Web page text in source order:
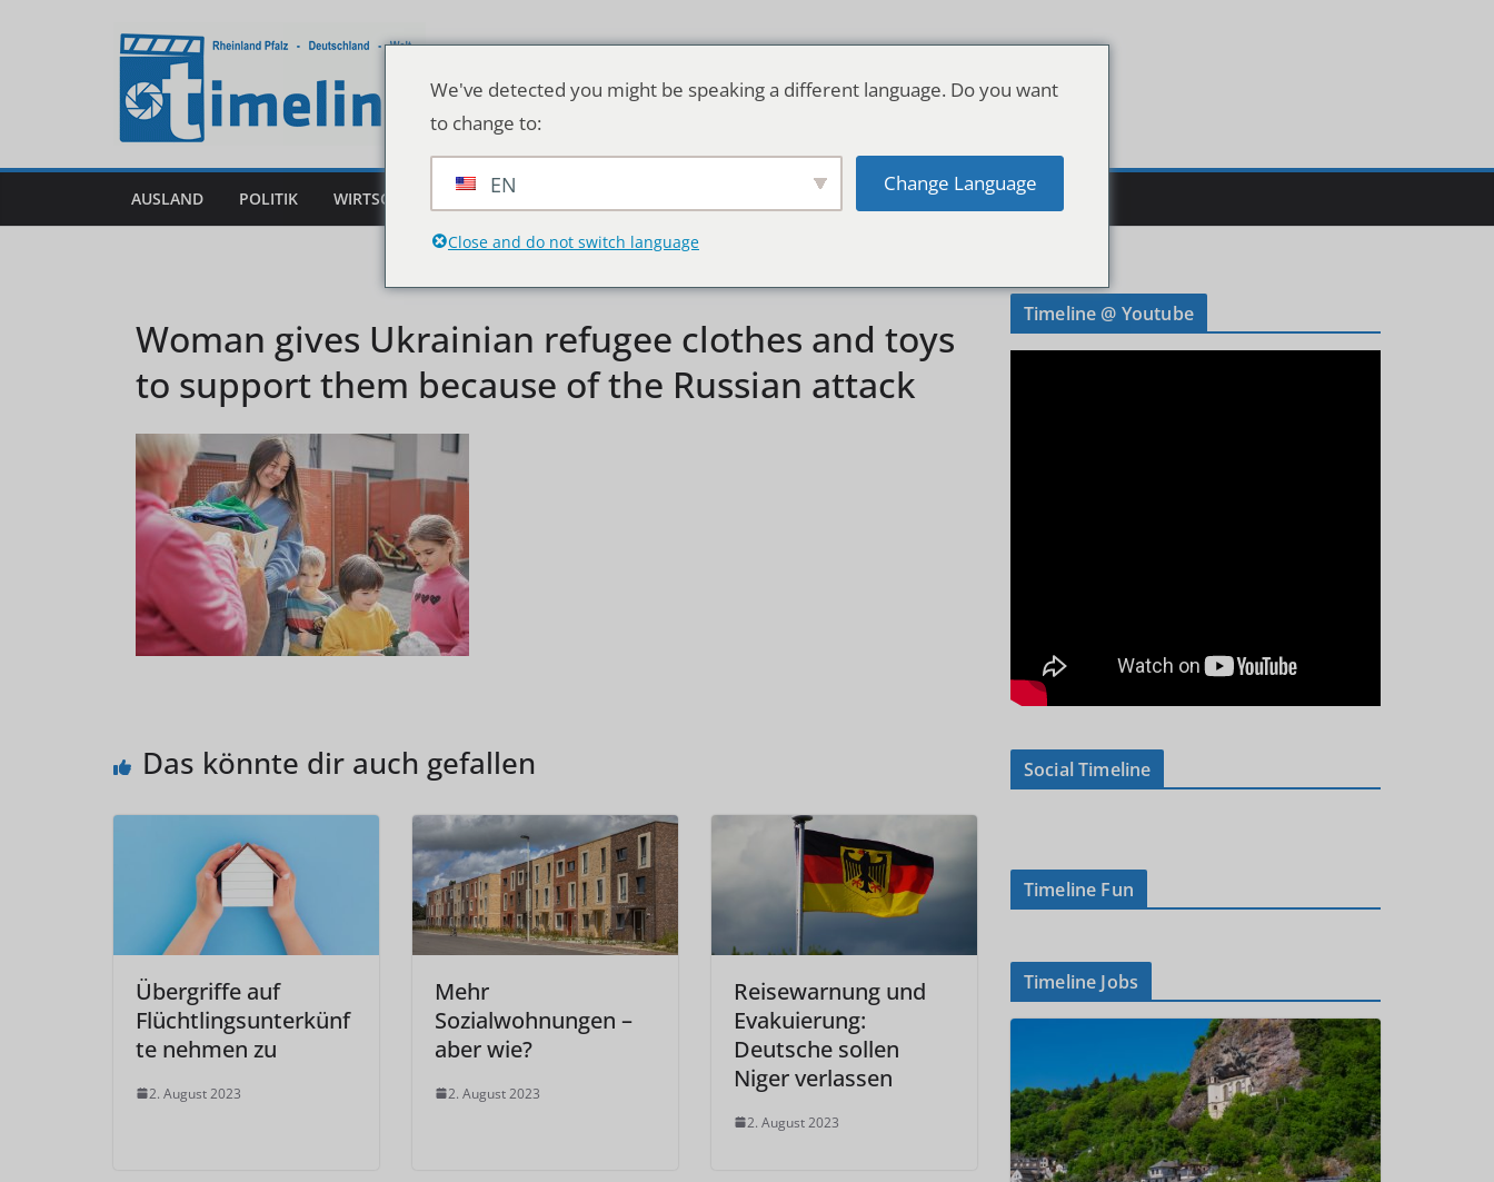
AUSLAND POLITIK WIRTSCHAFT DEUTSCHLAND & WELT
Woman gives Ukrainian refugee clothes and toys
to support them because of the Russian attack
Das könnte dir auch gefallen
Übergriffe auf
Flüchtlingsunterkünf
te nehmen zu
2. August 2023
Mehr
Sozialwohnungen –
aber wie?
2. August 2023
Reisewarnung und
Evakuierung:
Deutsche sollen
Niger verlassen
2. August 2023
Timeline @ Youtube
Social Timeline
Timeline Fun
Timeline Jobs
We've detected you might be speaking a different language. Do you want
to change to:
EN Change Language
Close and do not switch language